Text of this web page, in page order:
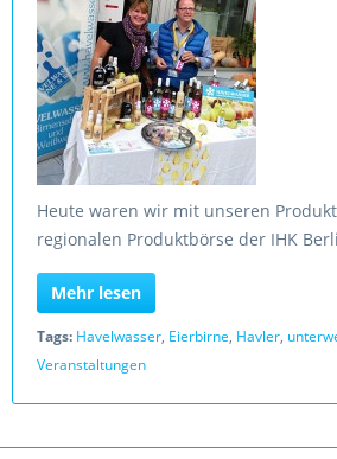
Heute waren wir mit unseren
regionalen Produktbörse der IHK
Mehr lesen
Tags: Havelwasser, Eierbirne, Havler,
Veranstaltungen